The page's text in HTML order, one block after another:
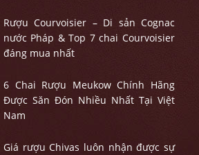
Rượu Courvoisier – Di sản Cognac
nước Pháp & Top 7 chai Courvoisier
đáng mua nhất
6 Chai Rượu Meukow Chính Hãng
Được Săn Đón Nhiều Nhất Tại Việt
Nam
Giá rượu Chivas luôn nhận được sự